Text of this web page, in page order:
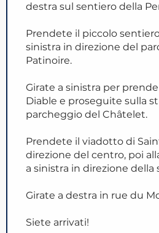
destra sul sentiero della
Prendete il piccolo
sinistra in direzione del
Patinoire.
Girate a sinistra per
Diable e proseguite sulla
parcheggio del Châtelet.
Prendete il viadotto di
direzione del centro, poi
a sinistra in direzione della
Girate a destra in rue du
Siete arrivati!